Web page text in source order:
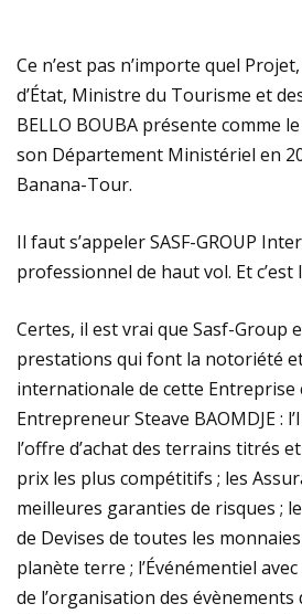
Ce n’est pas n’importe quel
d’État, Ministre du Tourisme et
BELLO BOUBA présente comme
son Département Ministériel en
Banana-Tour.
Il faut s’appeler SASF-GROUP
professionnel de haut vol. Et c’est
Certes, il est vrai que Sasf-Group
prestations qui font la notoriété
internationale de cette Entreprise
Entrepreneur Steave BAOMDJE :
l’offre d’achat des terrains titrés
prix les plus compétitifs ; les
meilleures garanties de risques ;
de Devises de toutes les monnaies
planète terre ; l’Événémentiel
de l’organisation des évènements